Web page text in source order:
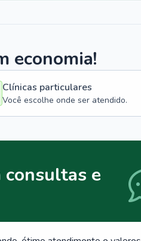
economia!
Clínicas particulares
Você escolhe onde ser atendido.
consultas e